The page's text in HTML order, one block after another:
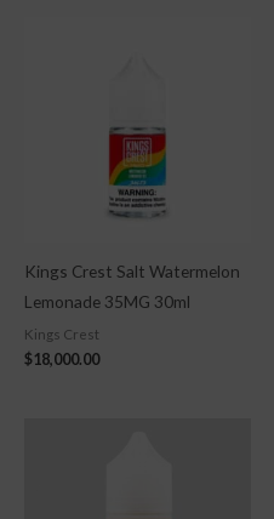
Kings Crest Salt Watermelon
Lemonade 35MG 30ml
Kings Crest
$18,000.00